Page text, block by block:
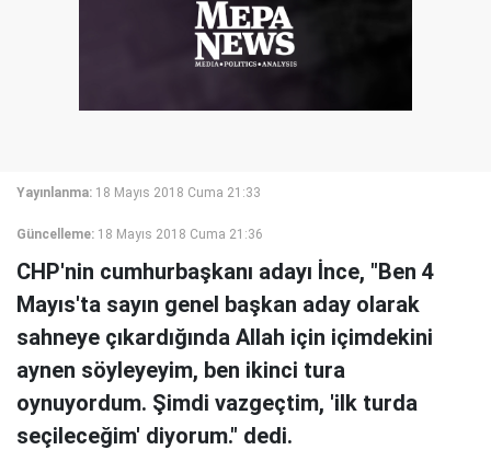
Yayınlanma: 18 Mayıs 2018 Cuma 21:33
Güncelleme: 18 Mayıs 2018 Cuma 21:36
CHP'nin cumhurbaşkanı adayı İnce, "Ben 4
Mayıs'ta sayın genel başkan aday olarak
sahneye çıkardığında Allah için içimdekini
aynen söyleyeyim, ben ikinci tura
oynuyordum. Şimdi vazgeçtim, 'ilk turda
seçileceğim' diyorum." dedi.